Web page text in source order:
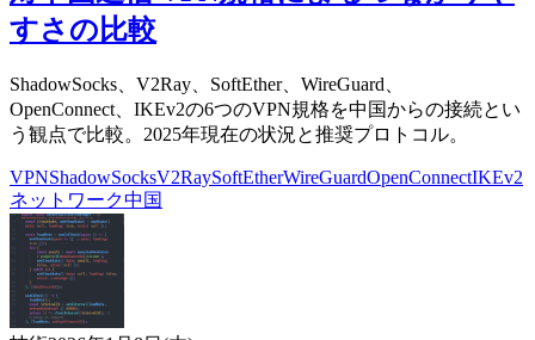
すさの比較
ShadowSocks、V2Ray、SoftEther、WireGuard、
OpenConnect、IKEv2の6つのVPN規格を中国からの接続とい
う観点で比較。2025年現在の状況と推奨プロトコル。
VPNShadowSocksV2RaySoftEtherWireGuardOpenConnectIKEv2
ネットワーク中国